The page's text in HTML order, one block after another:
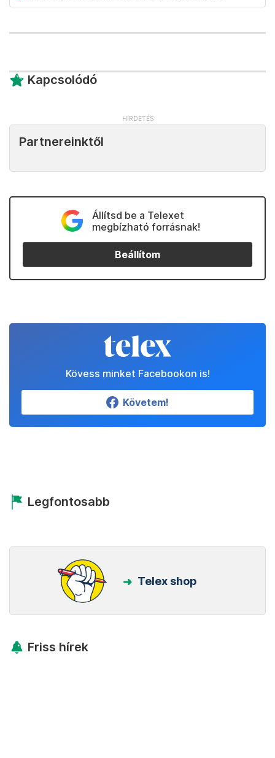
Kapcsolódó
Partnereinktől
Állítsd be a Telexet
megbízható forrásnak!
Beállítom
Kövess minket Facebookon is!
Követem!
Legfontosabb
Telex shop
Friss hírek